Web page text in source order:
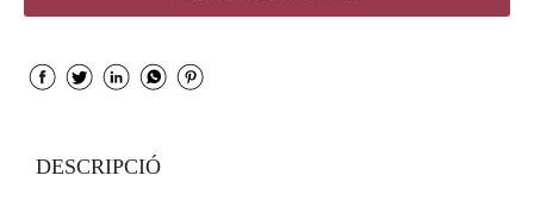
DESCRIPCIÓ